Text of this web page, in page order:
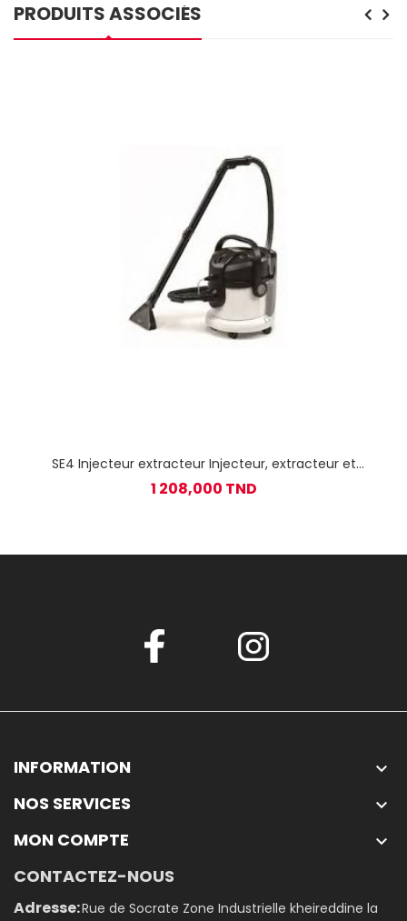
PRODUITS ASSOCIÉS
SE4 Injecteur extracteur Injecteur, extracteur et
1 208,000 TND
INFORMATION 
NOS SERVICES 
MON COMPTE 
CONTACTEZ-NOUS
Adresse:Rue de Socrate Zone Industrielle kheireddine la